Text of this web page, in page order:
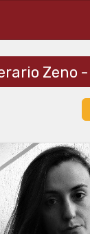
Zeno -